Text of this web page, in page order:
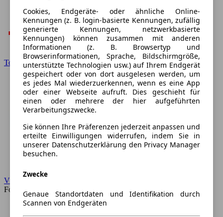
Toyota
VW
Forum
Cookies, Endgeräte- oder ähnliche Online-
Kennungen (z. B. login-basierte Kennungen, zufällig
generierte Kennungen, netzwerkbasierte
Kennungen) können zusammen mit anderen
Informationen (z. B. Browsertyp und
Browserinformationen, Sprache, Bildschirmgröße,
unterstützte Technologien usw.) auf Ihrem Endgerät
gespeichert oder von dort ausgelesen werden, um
es jedes Mal wiederzuerkennen, wenn es eine App
oder einer Webseite aufruft. Dies geschieht für
einen oder mehrere der hier aufgeführten
Verarbeitungszwecke.
Sie können Ihre Präferenzen jederzeit anpassen und
erteilte Einwilligungen widerrufen, indem Sie in
unserer Datenschutzerklärung den Privacy Manager
besuchen.
Zwecke
Genaue Standortdaten und Identifikation durch
Scannen von Endgeräten